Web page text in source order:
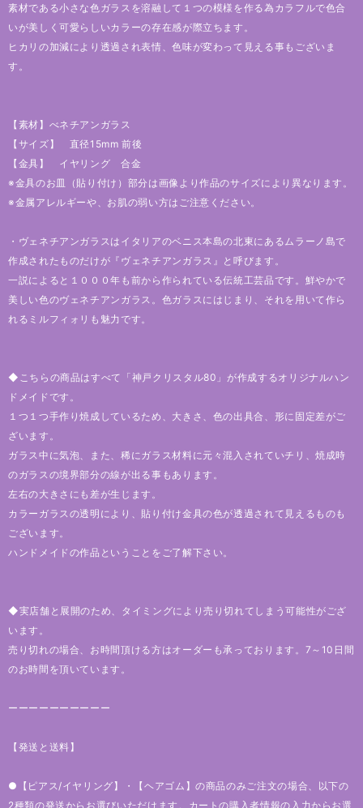
素材である小さな色ガラスを溶融して１つの模様を作る為カラフルで色合
いが美しく可愛らしいカラーの存在感が際立ちます。
ヒカリの加減により透過され表情、色味が変わって見える事もございま
す。
【素材】べネチアンガラス
【サイズ】 直径15mm 前後
【金具】 イヤリング 合金
※金具のお皿（貼り付け）部分は画像より作品のサイズにより異なります。
※金属アレルギーや、お肌の弱い方はご注意ください。
・ヴェネチアンガラスはイタリアのベニス本島の北東にあるムラーノ島で
作成されたものだけが『ヴェネチアンガラス』と呼びます。
一説によると１０００年も前から作られている伝統工芸品です。鮮やかで
美しい色のヴェネチアンガラス。色ガラスにはじまり、それを用いて作ら
れるミルフィォリも魅力です。
◆こちらの商品はすべて「神戸クリスタル80」が作成するオリジナルハン
ドメイドです。
１つ１つ手作り焼成しているため、大きさ、色の出具合、形に固定差がご
ざいます。
ガラス中に気泡、また、稀にガラス材料に元々混入されていチリ、焼成時
のガラスの境界部分の線が出る事もあります。
左右の大きさにも差が生じます。
カラーガラスの透明により、貼り付け金具の色が透過されて見えるものも
ございます。
ハンドメイドの作品ということをご了解下さい。
◆実店舗と展開のため、タイミングにより売り切れてしまう可能性がござ
います。
売り切れの場合、お時間頂ける方はオーダーも承っております。7～10日間
のお時間を頂いています。
ーーーーーーーーーー
【発送と送料】
●【ピアス/イヤリング】・【ヘアゴム】の商品のみご注文の場合、以下の
2種類の発送からお選びいただけます。カートの購入者情報の入力からお選